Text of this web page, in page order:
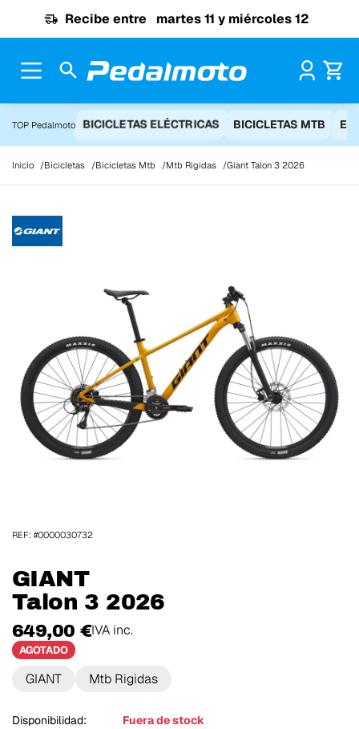
Recibe entre martes 11 y miércoles 12
TOP Pedalmoto BICICLETAS ELÉCTRICAS BICICLETAS MTB
Inicio Bicicletas Bicicletas Mtb Mtb Rigidas Giant Talon 3 2026
GIANT
Talon 3 2026
649,00 €IVA inc.
AGOTADO
GIANT Mtb Rigidas
Disponibilidad: Fuera de stock
REF: #0000030732